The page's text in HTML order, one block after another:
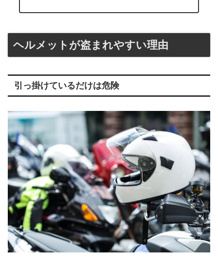
ヘルメットが盗まれやすい理由
引っ掛けているだけは危険